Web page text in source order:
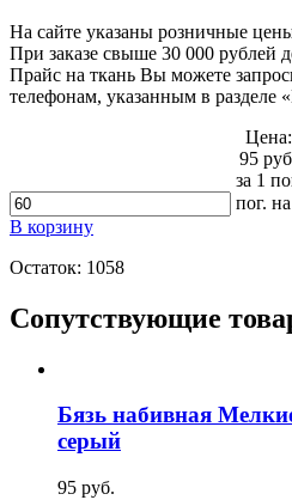
На сайте указаны розничные
При заказе свыше 30 000 рублей
Прайс на ткань Вы можете
телефонам, указанным в разделе
Цена:
95
за 1
пог.
В корзину
Остаток: 1058
Сопутствующие
Бязь набивная
серый
95 руб.